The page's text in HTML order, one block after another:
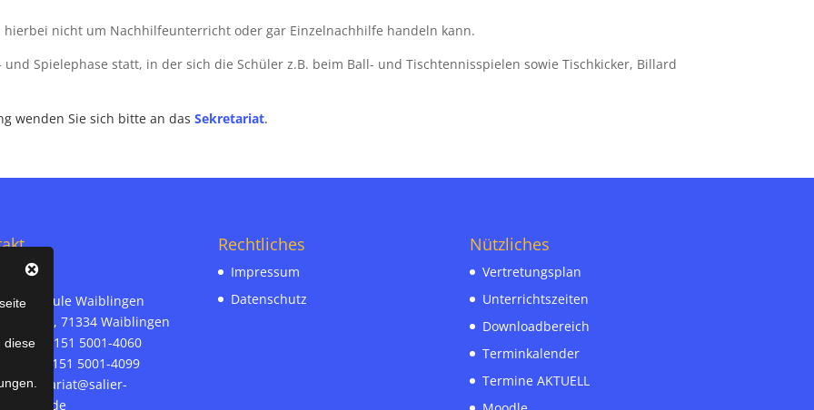
nicht um Nachhilfeunterricht oder gar Einzelnachhilfe handeln kann.
Spielephase statt, in der sich die Schüler z.B. beim Ball- und Tischtennisspielen sowie Tischkicker, Billard
wenden Sie sich bitte an dasSekretariat.
Realschule Waiblingen
30, 71334 Waiblingen
Nr. 07151 5001-4060
Nr. 07151 5001-4099
sekretariat@salier-
Rechtliches
Impressum
Datenschutz
Nützliches
Vertretungsplan
Unterrichtszeiten
Downloadbereich
Terminkalender
Termine AKTUELL
diese